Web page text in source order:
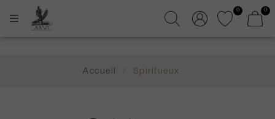
0 0
Accueil Spiritueux